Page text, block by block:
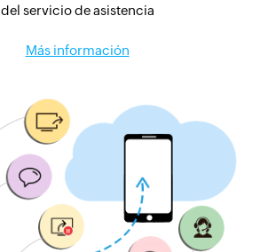
del servicio de asistencia
Más información